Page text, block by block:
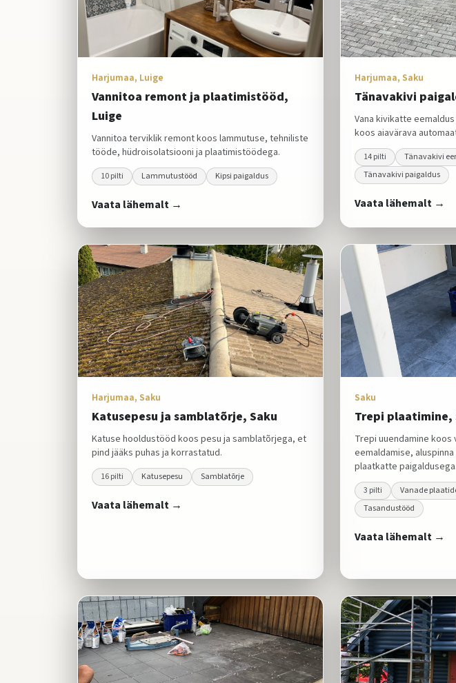
Harjumaa, Luige
Vannitoa remont ja plaatimistööd,
Luige
Vannitoa terviklik remont koos lammutuse, tehniliste
tööde, hüdroisolatsiooni ja plaatimistöödega.
10pilti Lammutustööd Kipsi paigaldus
Vaata lähemalt →
Harjumaa, Saku
Tänavakivi
Vana kivikatte
koos aiavärava
14pilti
Tänavakivi
Tänavakivi paigaldus
Vaata lähemalt →
Harjumaa, Saku
Katusepesu ja samblatõrje, Saku
Katuse hooldustööd koos pesu ja samblatõrjega, et
pind jääks puhas ja korrastatud.
16pilti Katusepesu Samblatõrje
Vaata lähemalt →
Saku
Trepi plaatimine,
Trepi uuendamine koos
eemaldamise,
plaatkatte paigaldusega.
3 pilti
Vanade
Tasandustööd
Vaata lähemalt →